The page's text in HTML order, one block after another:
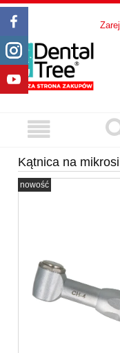
Kątnica na
nowość